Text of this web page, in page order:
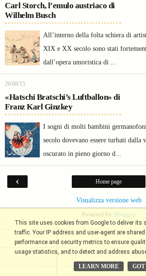
Carl Storch, l’emulo austriaco di
Wilhelm Busch
All’interno della folta schiera di
XIX e XX secolo sono stati
dall’opera umoristica di ...
26/08/15
«Hatschi Bratschi’s Luftballon» di
Franz Karl Ginzkey
I sogni di molti bambini
secolo dovevano essere turbati dalla
oscurato in pieno giorno d...
‹ Home page
Visualizza versione web
Powered by Blogger.
This site uses cookies from Google to deliver its
traffic. Your IP address and user-agent are
performance and security metrics to ensure
usage statistics, and to detect and address
LEARN MORE